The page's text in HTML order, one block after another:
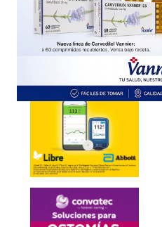
Otros productos deKemex